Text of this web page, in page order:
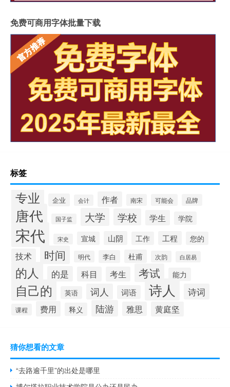
免费可商用字体批量下载
标签
专业 企业 会计 作者 南宋 可能会 品牌
唐代 国子监 大学 学校 学生 学院
宋代 宋史 宣城 山阴 工作 工程 您的
技术 时间 明代 李白 杜甫 次韵 白居易
的人 的是 科目 考生 考试 能力
自己的 英语 词人 词语 诗人 诗词
课程 费用 释义 陆游 雅思 黄庭坚
猜你想看的文章
“去路逾千里”的出处是哪里